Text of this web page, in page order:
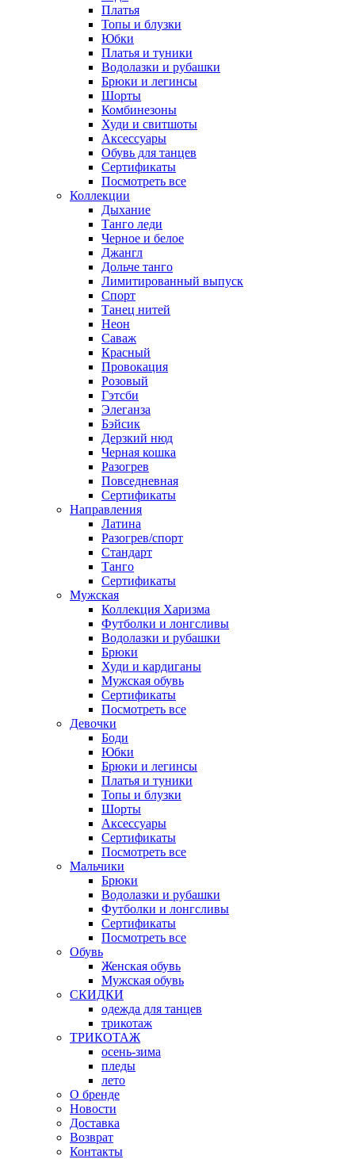
Платья
Топы и блузки
Юбки
Платья и туники
Водолазки и рубашки
Брюки и легинсы
Шорты
Комбинезоны
Худи и свитшоты
Аксессуары
Обувь для танцев
Сертификаты
Посмотреть все
Коллекции
Дыхание
Танго леди
Черное и белое
Джангл
Дольче танго
Лимитированный выпуск
Спорт
Танец нитей
Неон
Саваж
Красный
Провокация
Розовый
Гэтсби
Элеганза
Бэйсик
Дерзкий нюд
Черная кошка
Разогрев
Повседневная
Сертификаты
Направления
Латина
Разогрев/спорт
Стандарт
Танго
Сертификаты
Мужская
Коллекция Харизма
Футболки и лонгсливы
Водолазки и рубашки
Брюки
Худи и кардиганы
Мужская обувь
Сертификаты
Посмотреть все
Девочки
Боди
Юбки
Брюки и легинсы
Платья и туники
Топы и блузки
Шорты
Аксессуары
Сертификаты
Посмотреть все
Мальчики
Брюки
Водолазки и рубашки
Футболки и лонгсливы
Сертификаты
Посмотреть все
Обувь
Женская обувь
Мужская обувь
СКИДКИ
одежда для танцев
трикотаж
ТРИКОТАЖ
осень-зима
пледы
лето
О бренде
Новости
Доставка
Возврат
Контакты